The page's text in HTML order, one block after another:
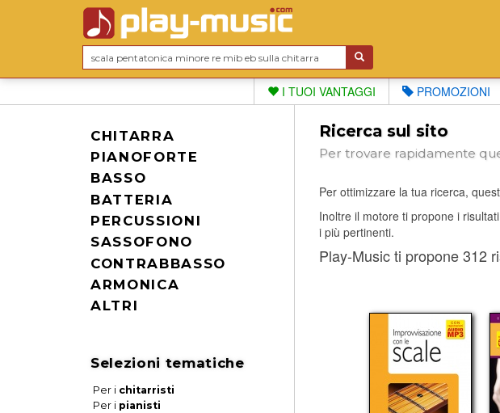
I TUOI VANTAGGI PROMOZIONI
CHITARRA
PIANOFORTE
BASSO
BATTERIA
PERCUSSIONI
SASSOFONO
CONTRABBASSO
ARMONICA
ALTRI
Selezioni tematiche
Per i chitarristi
Per i pianisti
Ricerca sul sito
Per trovare rapidamente
Per ottimizzare la tua ricerca,
Inoltre il motore ti propone i
i più pertinenti.
Play-Music ti propone 312